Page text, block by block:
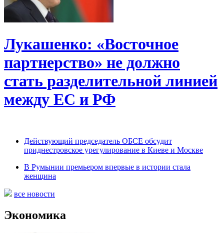
Лукашенко: «Восточное
партнерство» не должно
стать разделительной линией
между ЕС и РФ
Действующий председатель ОБСЕ обсудит
приднестровское урегулирование в Киеве и Москве
В Румынии премьером впервые в истории стала
женщина
все новости
Экономика